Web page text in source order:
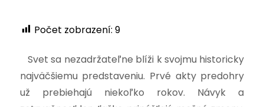
Počet zobrazení: 9
Svet sa nezadržateľne blíži k svojmu historicky
najväčšiemu predstaveniu. Prvé akty predohry
už prebiehajú niekoľko rokov. Návyk a